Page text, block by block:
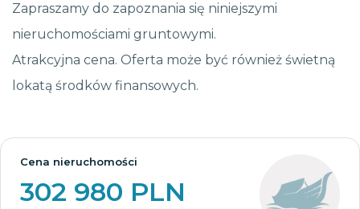
Zapraszamy do zapoznania się niniejszymi
nieruchomościami gruntowymi.
Atrakcyjna cena. Oferta może być również świetną
lokatą środków finansowych.
Cena nieruchomości
302 980 PLN